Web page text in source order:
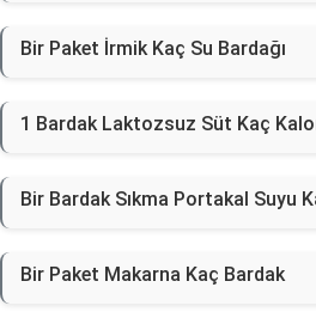
Bir Paket İrmik Kaç Su Bardağı
1 Bardak Laktozsuz Süt Kaç
Bir Bardak Sıkma Portakal Suyu
Bir Paket Makarna Kaç Bardak